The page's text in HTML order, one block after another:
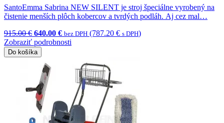
SantoEmma Sabrina NEW SILENT je stroj špeciálne vyrobený na
čistenie menších plôch kobercov a tvrdých podláh. Aj cez mal…
915.00 € 640.00 € bez DPH (787.20 € s DPH)
Zobraziť podrobnosti
Do košíka